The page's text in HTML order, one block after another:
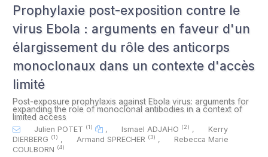
Prophylaxie post-exposition contre le
virus Ebola : arguments en faveur d'un
élargissement du rôle des anticorps
monoclonaux dans un contexte d'accès
limité
Post-exposure prophylaxis against Ebola virus: arguments for
expanding the role of monoclonal antibodies in a context of
limited access
Julien POTET (1) , Ismael ADJAHO (2) ,
Kerry
DIERBERG (1) , Armand SPRECHER (3) ,
Rebecca Marie
COULBORN (4)